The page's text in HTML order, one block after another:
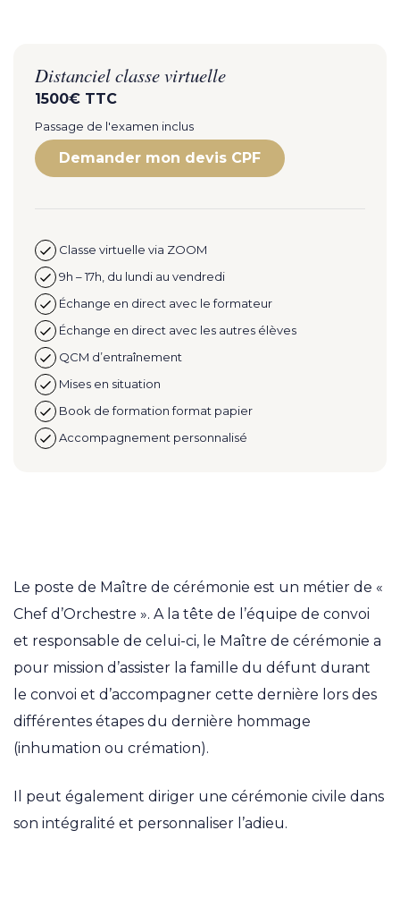
Distanciel classe virtuelle
1500€ TTC
Passage de l'examen inclus
Demander mon devis CPF
Classe virtuelle via ZOOM
9h – 17h, du lundi au vendredi
Échange en direct avec le formateur
Échange en direct avec les autres élèves
QCM d’entraînement
Mises en situation
Book de formation format papier
Accompagnement personnalisé
Présentation de la
Le poste de Maître de cérémonie est un métier de «
Chef d’Orchestre ». A la tête de l’équipe de convoi
et responsable de celui-ci, le Maître de cérémonie a
pour mission d’assister la famille du défunt durant
le convoi et d’accompagner cette dernière lors des
différentes étapes du dernière hommage
(inhumation ou crémation).
Il peut également diriger une cérémonie civile dans
son intégralité et personnaliser l’adieu.